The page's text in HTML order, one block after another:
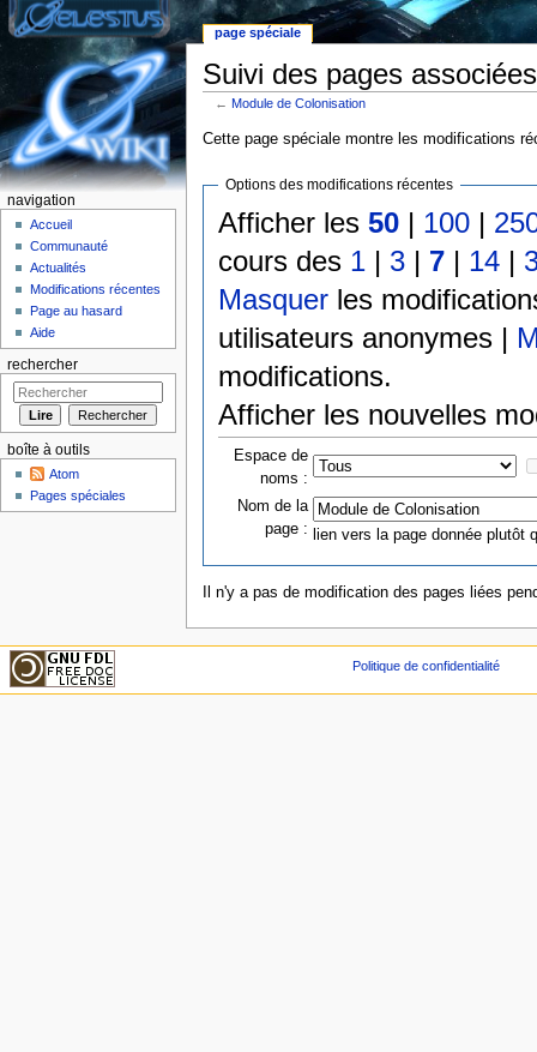
Suivi des pages
←Module de Colonisation
Cette page spéciale montre les modifications
Options des modifications récentes
Afficher les50 | 100 |
cours des 1 | 3 | 7 | 14 |
Masquer les
utilisateurs anonymes |
modifications.
Afficher les nouvelles
Espace de
noms :
Nom de la
page : lien vers la page donnée plutôt
Il n'y a pas de modification des pages liées
page spéciale
navigation
Accueil
Communauté
Actualités
Modifications récentes
Page au hasard
Aide
rechercher
boîte à outils
Atom
Pages spéciales
Politique de confidentialité